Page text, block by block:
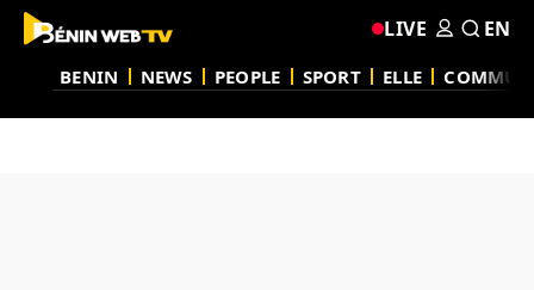
BENIN NEWS PEOPLE SPORT ELLE
LIVE EN